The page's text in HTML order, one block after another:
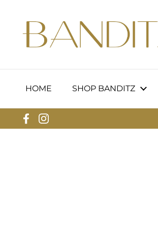
HOME SHOP BANDITZ
Facebook
Instagram